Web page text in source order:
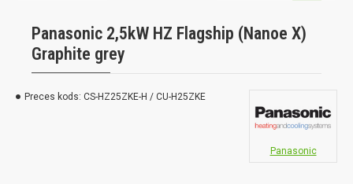
Panasonic 2,5kW HZ Flagship (Nanoe X)
Graphite grey
Preces kods: CS-HZ25ZKE-H / CU-H25ZKE
Panasonic